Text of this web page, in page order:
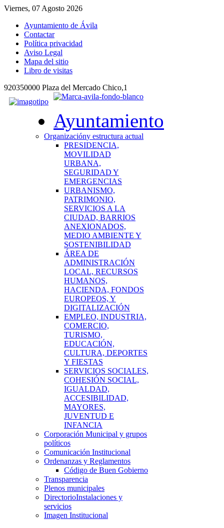
Viernes, 07 Agosto 2026
Ayuntamiento de Ávila
Contactar
Política privacidad
Aviso Legal
Mapa del sitio
Libro de visitas
920350000 Plaza del Mercado Chico,1
Ayuntamiento
Organizacióny estructura actual
PRESIDENCIA,
MOVILIDAD
URBANA,
SEGURIDAD Y
EMERGENCIAS
URBANISMO,
PATRIMONIO,
SERVICIOS A LA
CIUDAD, BARRIOS
ANEXIONADOS,
MEDIO AMBIENTE Y
SOSTENIBILIDAD
ÁREA DE
ADMINISTRACIÓN
LOCAL, RECURSOS
HUMANOS,
HACIENDA, FONDOS
EUROPEOS, Y
DIGITALIZACIÓN
EMPLEO, INDUSTRIA,
COMERCIO,
TURISMO,
EDUCACIÓN,
CULTURA, DEPORTES
Y FIESTAS
SERVICIOS SOCIALES,
COHESIÓN SOCIAL,
IGUALDAD,
ACCESIBILIDAD,
MAYORES,
JUVENTUD E
INFANCIA
Corporación Municipal y grupos
políticos
Comunicación Institucional
Ordenanzas y Reglamentos
Código de Buen Gobierno
Transparencia
Plenos municipales
DirectorioInstalaciones y
servicios
Imagen Institucional